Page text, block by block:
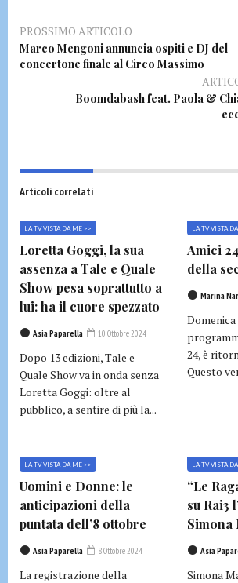
PROSSIMO ARTICOLO
Marco Mengoni annuncia ospiti e DJ del
concertone finale al Circo Massimo
Boomdabash feat. Paola &
Articoli correlati
LA TV VISTA DA ME >>
Loretta Goggi, la sua
assenza a Tale e Quale
Show pesa soprattutto a
lui: ha il cuore spezzato
Asia Paparella 10 Ottobre 2024
Dopo 13 edizioni, Tale e
Quale Show va in onda senza
Loretta Goggi: oltre al
pubblico, a sentire di più la...
LA TV VISTA
Amici
della
Marina
24, è
Questo
LA TV VISTA DA ME >>
Uomini e Donne: le
anticipazioni della
puntata dell’8 ottobre
Asia Paparella 8 Ottobre 2024
La registrazione della
LA TV VISTA
“Le
su Rai3
Asia
Simona